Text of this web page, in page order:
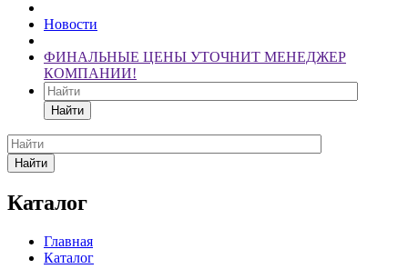
Новости
ФИНАЛЬНЫЕ ЦЕНЫ УТОЧНИТ МЕНЕДЖЕР
КОМПАНИИ!
Найти
Найти
Каталог
Главная
Каталог